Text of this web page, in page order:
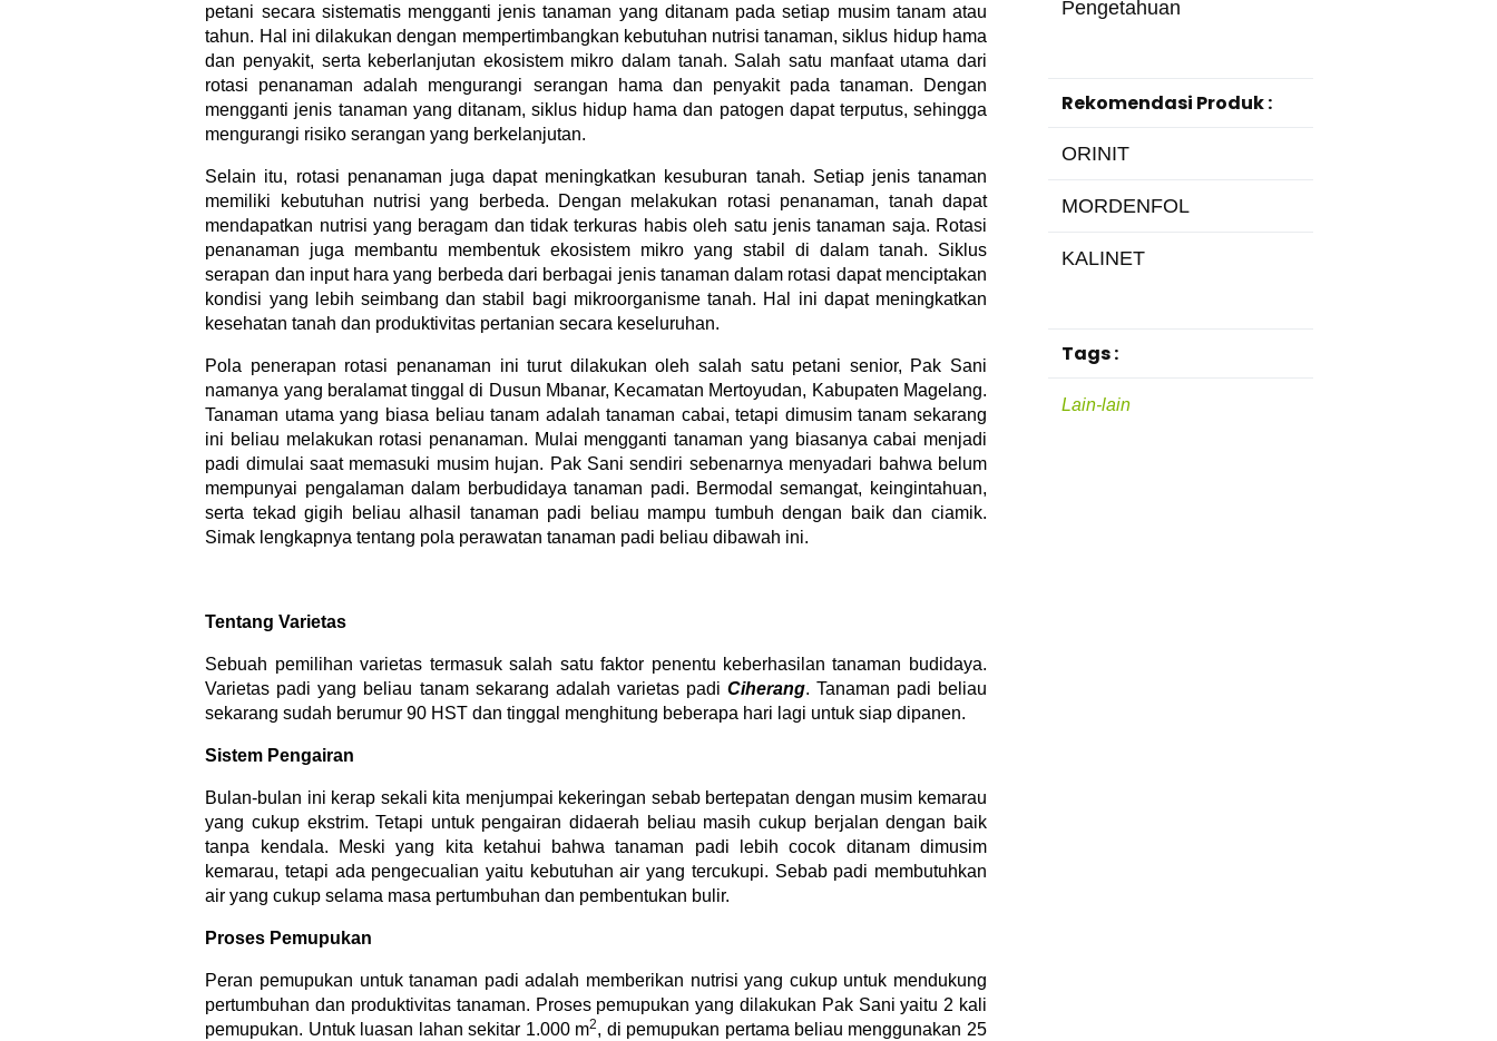
petani secara sistematis mengganti jenis tanaman yang ditanam pada setiap musim tanam atau
tahun. Hal ini dilakukan dengan mempertimbangkan kebutuhan nutrisi tanaman, siklus hidup hama
dan penyakit, serta keberlanjutan ekosistem mikro dalam tanah. Salah satu manfaat utama dari
rotasi penanaman adalah mengurangi serangan hama dan penyakit pada tanaman. Dengan
mengganti jenis tanaman yang ditanam, siklus hidup hama dan patogen dapat terputus, sehingga
mengurangi risiko serangan yang berkelanjutan.
Selain itu, rotasi penanaman juga dapat meningkatkan kesuburan tanah. Setiap jenis tanaman
memiliki kebutuhan nutrisi yang berbeda. Dengan melakukan rotasi penanaman, tanah dapat
mendapatkan nutrisi yang beragam dan tidak terkuras habis oleh satu jenis tanaman saja. Rotasi
penanaman juga membantu membentuk ekosistem mikro yang stabil di dalam tanah. Siklus
serapan dan input hara yang berbeda dari berbagai jenis tanaman dalam rotasi dapat menciptakan
kondisi yang lebih seimbang dan stabil bagi mikroorganisme tanah. Hal ini dapat meningkatkan
kesehatan tanah dan produktivitas pertanian secara keseluruhan.
Pola penerapan rotasi penanaman ini turut dilakukan oleh salah satu petani senior, Pak Sani
namanya yang beralamat tinggal di Dusun Mbanar, Kecamatan Mertoyudan, Kabupaten Magelang.
Tanaman utama yang biasa beliau tanam adalah tanaman cabai, tetapi dimusim tanam sekarang
ini beliau melakukan rotasi penanaman. Mulai mengganti tanaman yang biasanya cabai menjadi
padi dimulai saat memasuki musim hujan. Pak Sani sendiri sebenarnya menyadari bahwa belum
mempunyai pengalaman dalam berbudidaya tanaman padi. Bermodal semangat, keingintahuan,
serta tekad gigih beliau alhasil tanaman padi beliau mampu tumbuh dengan baik dan ciamik.
Simak lengkapnya tentang pola perawatan tanaman padi beliau dibawah ini.
Tentang Varietas
Sebuah pemilihan varietas termasuk salah satu faktor penentu keberhasilan tanaman budidaya.
Varietas padi yang beliau tanam sekarang adalah varietas padi Ciherang. Tanaman padi beliau
sekarang sudah berumur 90 HST dan tinggal menghitung beberapa hari lagi untuk siap dipanen.
Sistem Pengairan
Bulan-bulan ini kerap sekali kita menjumpai kekeringan sebab bertepatan dengan musim kemarau
yang cukup ekstrim. Tetapi untuk pengairan didaerah beliau masih cukup berjalan dengan baik
tanpa kendala. Meski yang kita ketahui bahwa tanaman padi lebih cocok ditanam dimusim
kemarau, tetapi ada pengecualian yaitu kebutuhan air yang tercukupi. Sebab padi membutuhkan
air yang cukup selama masa pertumbuhan dan pembentukan bulir.
Proses Pemupukan
Peran pemupukan untuk tanaman padi adalah memberikan nutrisi yang cukup untuk mendukung
pertumbuhan dan produktivitas tanaman. Proses pemupukan yang dilakukan Pak Sani yaitu 2 kali
pemupukan. Untuk luasan lahan sekitar 1.000 m2, di pemupukan pertama beliau menggunakan 25
Pengetahuan
Rekomendasi Produk :
ORINIT
MORDENFOL
KALINET
Tags :
Lain-lain